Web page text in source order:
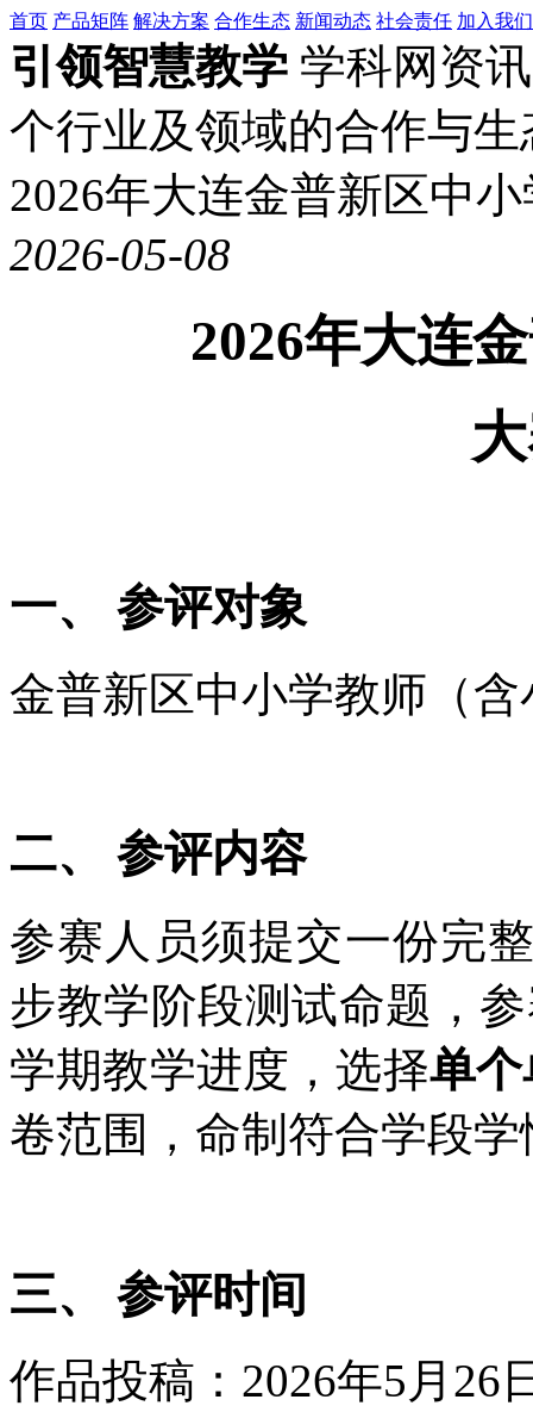
首页 产品矩阵 解决方案 合作生态 新闻动态 社会责任 加入我们
引领智慧教学 学科网资
个行业及领域的合作与生
2026年大连金普新区中
2026-05-08
2026年大连
一、 参评对象
金普新区中小学教师（
二、 参评内容
参赛人员须提交一份完
步教学阶段测试命题，
学期教学进度，选择单
卷范围，命制符合学段
三、 参评时间
作品投稿：2026年5月26